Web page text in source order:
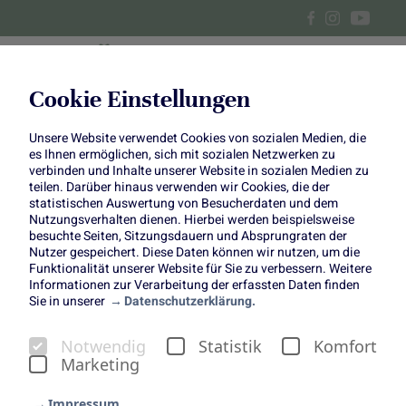
Cookie Einstellungen
Unsere Website verwendet Cookies von sozialen Medien, die
es Ihnen ermöglichen, sich mit sozialen Netzwerken zu
verbinden und Inhalte unserer Website in sozialen Medien zu
teilen. Darüber hinaus verwenden wir Cookies, die der
statistischen Auswertung von Besucherdaten und dem
Nutzungsverhalten dienen. Hierbei werden beispielsweise
besuchte Seiten, Sitzungsdauern und Absprungraten der
Nutzer gespeichert. Diese Daten können wir nutzen, um die
Funktionalität unserer Website für Sie zu verbessern. Weitere
Informationen zur Verarbeitung der erfassten Daten finden
Sie in unserer
Datenschutzerklärung.
Notwendig Statistik
Komfort
Marketing
Asia Brokkoli mit Rindfleisch
Dieses asiatisch inspirierte Rindfleisch-Gericht mit
knackigem Brokkoli, saftigen Karotten und würzigem
Ingwer ist eine perfekte Kombination. Besonders gut
blanchiert und dann in der aromatischen Soße verfeinert
wird.